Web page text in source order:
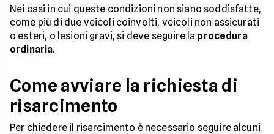
Nei casi in cui queste condizioni non siano soddisfatte,
come più di due veicoli coinvolti, veicoli non assicurati
o esteri, o lesioni gravi, si deve seguire la procedura
ordinaria.
Come avviare la richiesta di
risarcimento
Per chiedere il risarcimento è necessario seguire alcuni